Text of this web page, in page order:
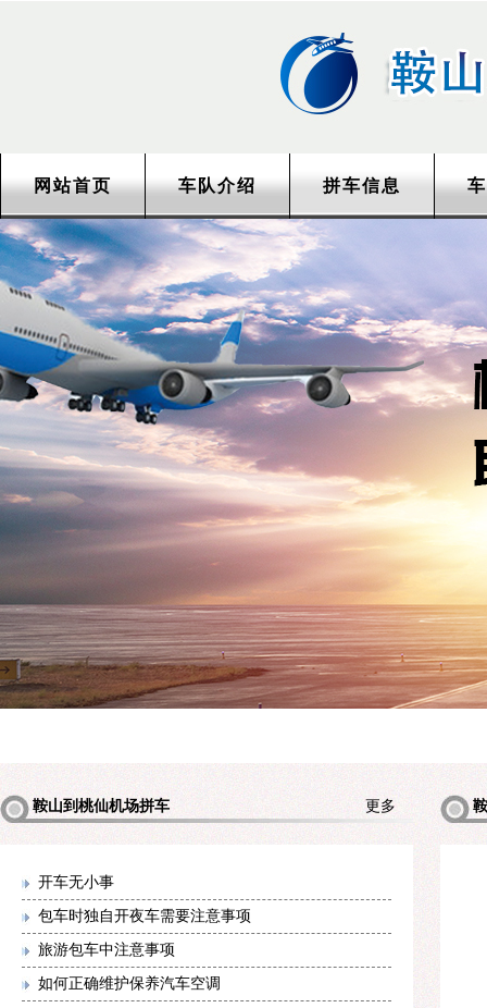
网站首页 车队介绍 拼车信息
更多
鞍山到桃仙机场拼车
开车无小事
包车时独自开夜车需要注意事项
旅游包车中注意事项
如何正确维护保养汽车空调